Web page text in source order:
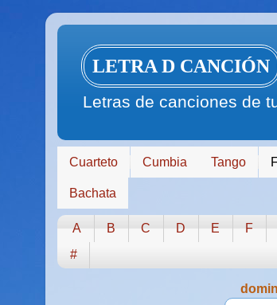
LETRA D CANCIÓN
Letras de canciones de
Cuarteto Cumbia Tango
Bachata
A B C D E F
#